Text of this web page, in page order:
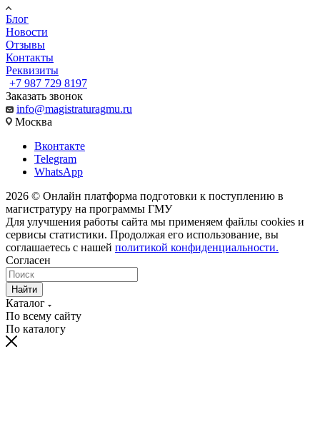
Блог
Новости
Отзывы
Контакты
Реквизиты
+7 987 729 8197
Заказать звонок
info@magistraturagmu.ru
Москва
Вконтакте
Telegram
WhatsApp
2026 © Онлайн платформа подготовки к поступлению в
магистратуру на программы ГМУ
Для улучшения работы сайта мы применяем файлы cookies и
сервисы статистики. Продолжая его использование, вы
соглашаетесь с нашей политикой конфиденциальности.
Согласен
Найти
Каталог
По всему сайту
По каталогу